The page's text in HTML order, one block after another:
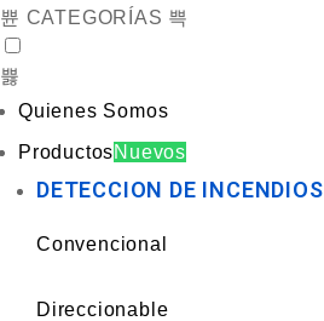
CATEGORÍAS
Quienes Somos
ProductosNuevos
DETECCION DE INCENDIOS
Convencional
Direccionable